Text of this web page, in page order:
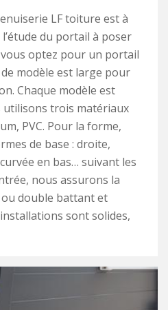
LF toiture est à
du portail à poser
optez pour un portail
modèle est large pour
Chaque modèle est
utilisons trois matériaux
PVC. Pour la forme,
de base : droite,
en bas… suivant les
nous assurons la
double battant et
sont solides,